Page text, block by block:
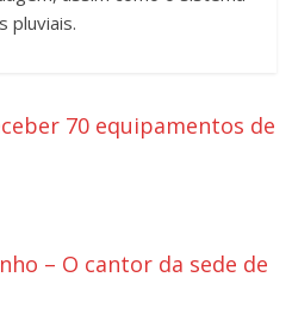
pluviais.
70 equipamentos de
– O cantor da sede de